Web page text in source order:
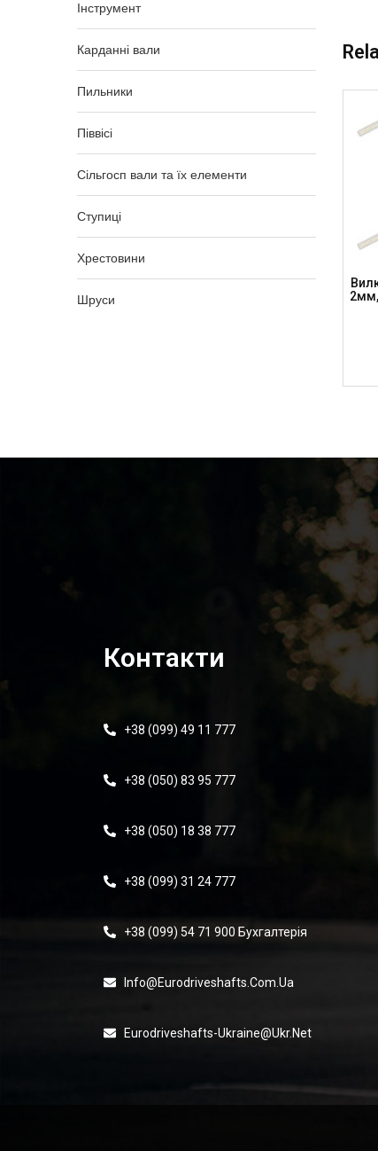
Інструмент
Карданні вали
Пильники
Піввісі
Сільгосп вали та їх елементи
Ступиці
Хрестовини
Шруси
Вилка Приварна К/в 27 X 74.6 Тр. 50.8 X
2.4мм, H-50мм, TY1300-5 (DRIVESHAFT
2мм,
Контакти
+38 (099) 49 11 777
+38 (050) 83 95 777
+38 (050) 18 38 777
+38 (099) 31 24 777
+38 (099) 54 71 900 Бухгалтерія
Info@eurodriveshafts.com.ua
Eurodriveshafts-Ukraine@ukr.net